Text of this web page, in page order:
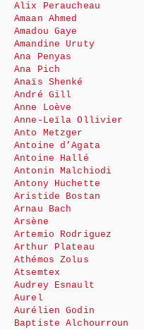
Alix Peraucheau
Amaan Ahmed
Amadou Gaye
Amandine Uruty
Ana Penyas
Ana Pich
Anaïs Shenké
André Gill
Anne Loève
Anne-Leïla Ollivier
Anto Metzger
Antoine d’Agata
Antoine Hallé
Antonin Malchiodi
Antony Huchette
Aristide Bostan
Arnau Bach
Arsène
Artemio Rodriguez
Arthur Plateau
Athémos Zolus
Atsemtex
Audrey Esnault
Aurel
Aurélien Godin
Baptiste Alchourroun